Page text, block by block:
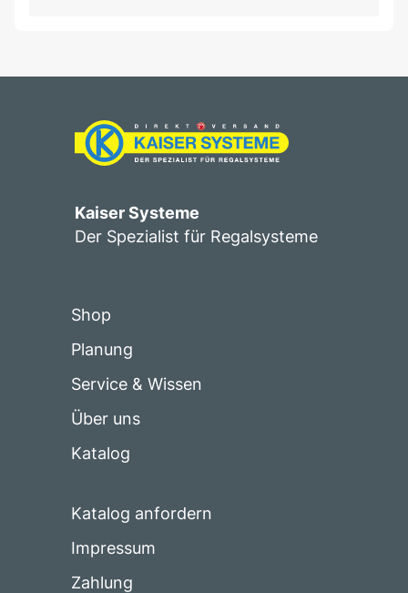
Kaiser Systeme
Der Spezialist für Regalsysteme
Shop
Planung
Service & Wissen
Über uns
Katalog
Katalog anfordern
Impressum
Zahlung